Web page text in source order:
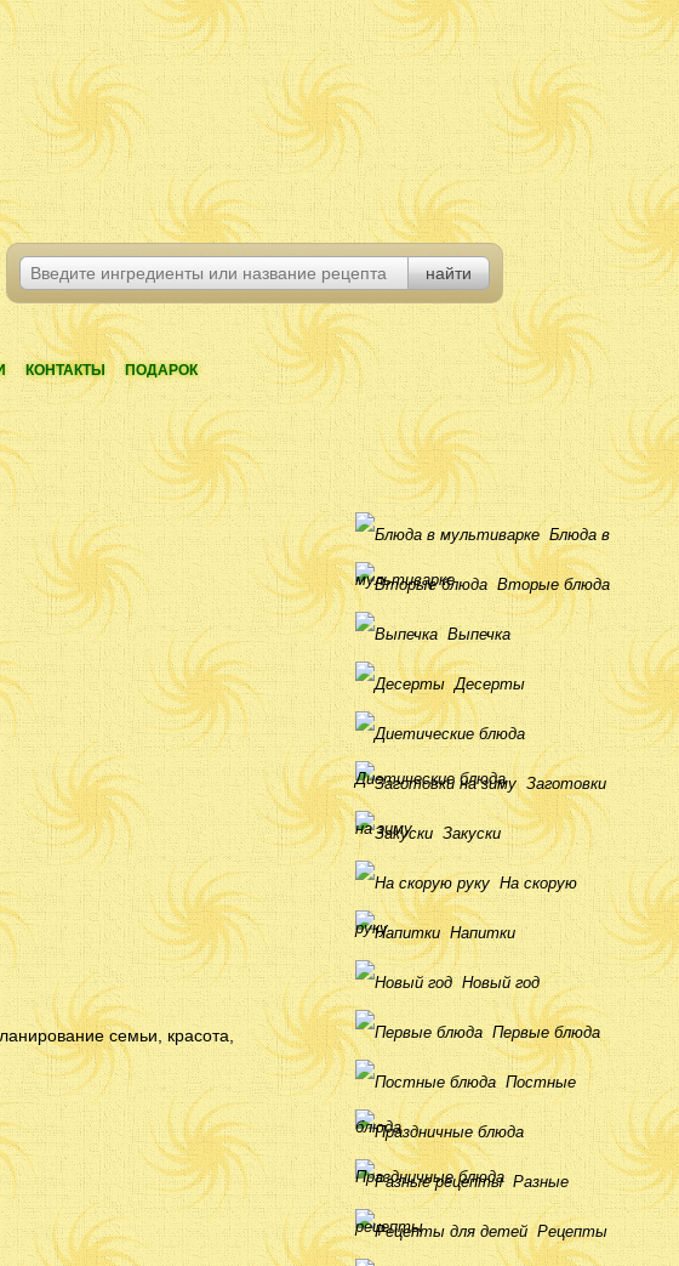
КОНТАКТЫ ПОДАРОК
семьи, красота,
Блюда в
мультиварке Вторые блюда
Выпечка
Десерты
Диетические блюда Заготовки
на зиму Закуски
На скорую
руку Напитки
Новый год
Первые блюда
Постные
блюда
Праздничные блюда Разные
рецепты Рецепты